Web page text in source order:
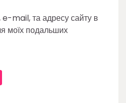
e-mail, та адресу сайту в
моїх подальших